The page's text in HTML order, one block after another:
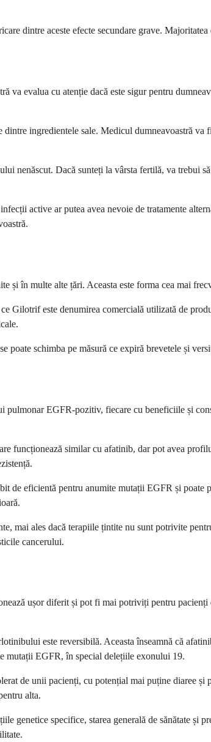
dintre aceste efecte secundare grave.
evalua cu atenție dacă este sigur pentru
ingredientele sale. Medicul dumneavoastră va
nenăscut. Dacă sunteți la vârsta fertilă, va
active ar putea avea nevoie de tratamente
și în multe alte țări. Aceasta este forma cea mai
Gilotrif este denumirea comercială utilizată de
poate schimba pe măsură ce expiră brevetele și
EGFR-pozitiv, fiecare cu beneficiile și
funcționează similar cu afatinib, dar pot avea
de eficientă pentru anumite mutații EGFR și
mai ales dacă terapiile țintite nu sunt potrivite
cancerului.
ușor diferit și pot fi mai potriviți pentru
este reversibilă. Aceasta înseamnă că
mutații EGFR, în special delețiile exonului 19.
de unii pacienți, cu potențial mai puține diaree
alta.
genetice specifice, starea generală de sănătate și